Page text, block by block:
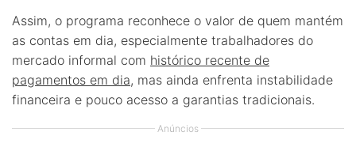
Assim, o programa reconhece o valor de quem mantém
as contas em dia, especialmente trabalhadores do
mercado informal com histórico recente de
pagamentos em dia, mas ainda enfrenta instabilidade
financeira e pouco acesso a garantias tradicionais.
Anúncios